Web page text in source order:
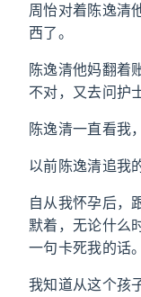
周怡对着陈逸清
西了。
陈逸清他妈翻着
不对，又去问护
陈逸清一直看我
以前陈逸清追我
自从我怀孕后，
默着，无论什么
一句卡死我的话。
我知道从这个孩